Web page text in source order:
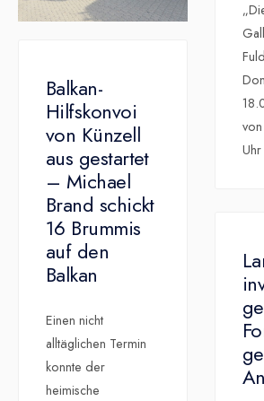
Balkan-
Hilfskonvoi
von Künzell
aus gestartet
– Michael
Brand schickt
16 Brummis
auf den
Balkan
Einen nicht
alltäglichen Termin
konnte der
heimische